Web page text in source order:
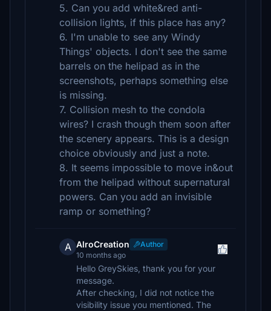
5. Can you add white&red anti-
collision lights, if this place has any?
6. I'm unable to see any Windy
Things' objects. I don't see the same
barrels on the helipad as in the
screenshots, perhaps something else
is missing.
7. Collision mesh to the condola
wires? I crash though them soon after
the scenery appears. This is a design
choice obviously and just a note.
8. It seems impossible to move in&out
from the helipad without supernatural
powers. Can you add an invisible
ramp or something?
A AlroCreation
Author
10 months ago
Hello GreySkies, thank you for your
message.
After checking, I did not notice the
visibility issue you mentioned. The